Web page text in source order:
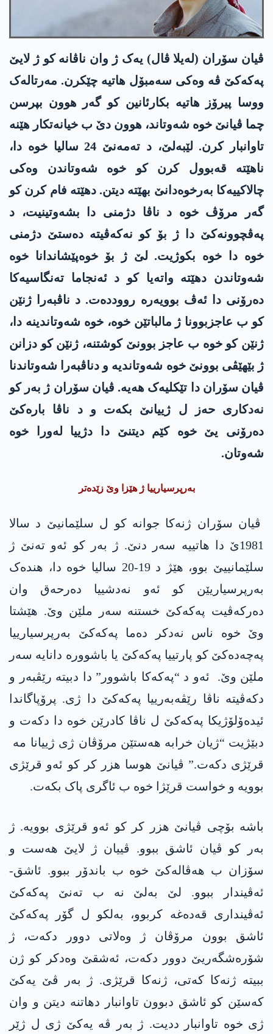
ڤیان سۆران (لەیلا ڤال) یەک ژ وان ناڤانە کو ژ لایێ
پەکەکێ ڤە وەکی سەمبۆل ھاتیە چێکرن. مەرتالەک
ووسا پیرۆز ھاتیە بکارئانین کو گەر ھوون بپرسن
چما ڤیانێ خوە شەوتاند، ھوون دێ ب خیانەتکار هێنە
تاوانبار کرن. لێبەلێ، د تەمەنێ 24 سالیا خوە دا،
ناهێتە قەبوول کرن کو خوە شەوتاندن وەکی
چالاکییەکا بەرخوەدانێ بهێتە دیتن. دهێتە فام کرن کو
گەر مرۆڤ خوە د ناڤا دژمنی دا بشەوتینیت، د
پەڤچوونەکێ دا ژ بۆ کو نەکەڤیتە دەستێ دژمنی
خوە دا خوە بکوژیت. لێ ژ بۆ خوەپێشاندانا خوە
شەوتاندن دهێتە واتەیا کو د ئەنجاما تەنگاسیەکا
دەرۆنی دا ئەڤ بوویەرە رووددەت. د ناڤبەرا ژنێن
کو ب عاجزبوونا ژ مالباتێن خوە، خوە شەوتاندینە دا،
ژنێن کو خوە ب عاجز بوونێ کوشتنە، ژنێن کو دزانن
ژ بێھێڤی بوونێ خوە شەوتاندیە و دناڤبەرا شەوتاندنا
ڤیان سۆران دا تێکلیەک ھەیە. ڤیان سۆران ژ بەر کو
نەدکاری حەز ل ژییانێ بکەت و د ناڤا بارەکێ
دەرۆنی یێ خوە کێم دیتنێ دا دژییا لەورا خوە
شەوتان.
بەرپرسیارییا ژ ھێزا وێ زێدەتر
ڤیان سۆران ژنەکا جوانە کو ل سلێمانیێ د سالا
1981ێ دا ھاتییە سەر دنێ. ژ بەر کو ئەو تەنێ ژ
سلێمانییێ بوو، ھێژ د 19-20 سالیا خوە دا، هندەک
بەرپرسیاریێن کو ئەو نەدشییا دەرحەق وان
دەرکەڤیت پەکەکێ خستنە سەر ملێن وێ. ھێشتا
وێ خوە ناس نەدکر دەما پەکەکێ بەرپرسیارییا
پەچەدەکێ کو پارتییا پەکەکێ یا باشوورە دانایە سەر
ملێن وێ. ئەو د “پەکەکا باشوور” دا دبیتە رێڤبەر و
دکەڤیتە ناڤا رێڤەبەرییا پەکەکێ دا ژی. پرۆپاگاندا
ئیدەۆلۆژیکا پەکەکێ ل ناڤا کادرێن خوە دا دکەت و
دبێژیت “ژیان خرابە ھەستێن مرۆڤان ژی ژییانا مە
قرێژی دکەت.” ڤیانێ ھوسا هزر کر کو ئەو قرێژی
بوویە و خواست قرێژا خوە ب ئاگری پاک بکەت.
باشە بۆچی ڤیانێ هزر کر کو ئەو قرێژی بوویە. ژ
بەر کو ڤیان ئاشق ببوو. ڤییان ژ لایێ ھەست و
سۆزان ب ھەڤالەکێ خوە ب باندۆر ببوو. ئاشق-
ئەڤیندار ببوو. لێ بەلێ نە ب تەنێ پەکەکێ
ئەڤینداری قەدەغە کربوو، بەلکو ل گۆر پەکەکێ
ئاشق بوون مرۆڤان ژ وەلاتی دوور دکەت، ژ
شۆرەشگەریێ دوور دکەت، ئەشقێ وەدکر کو ژن
ببیتە ژنەکا کەتی، ژنەکا قرێژی. ژ بەر ڤێ یەکێ
کەسێن کو ئاشق دبوون تاوانبار دھاتنە دیتن و وان
ژی خوە تاوانبار ددیت. ژ بەر ڤە یەکێ ژی ل ژێر